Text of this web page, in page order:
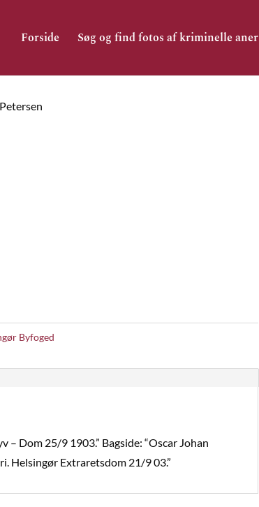
Forside Søg og find fotos af kriminelle aner
Byfoged
– Dom 25/9 1903.” Bagside: “Oscar Johan
Helsingør Extraretsdom 21/9 03.”